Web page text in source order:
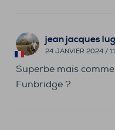
jean jacques
24 JANVIER 2024 /
Superbe mais
Funbridge ?